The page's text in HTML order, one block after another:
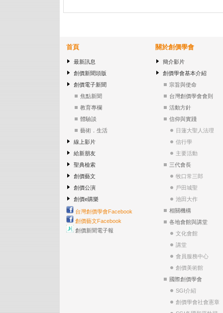
首頁
最新訊息
創價新聞頭版
創價電子新聞
焦點新聞
教育專欄
體驗談
藝術．生活
線上影片
給新朋友
聖典檢索
創價藝文
創價公演
創價e購樂
台灣創價學會Facebook
創價藝文Facebook
創價新聞電子報
關於創價學會
簡介影片
創價學會基本介紹
宗旨與使命
台灣創價學會會則
活動方針
信仰與實踐
日蓮大聖人法理
信行學
主要活動
三代會長
牧口常三郎
戶田城聖
池田大作
相關機構
各地會館與講堂
文化會館
講堂
會員服務中心
創價美術館
國際創價學會
SGI介紹
創價學會社會憲章